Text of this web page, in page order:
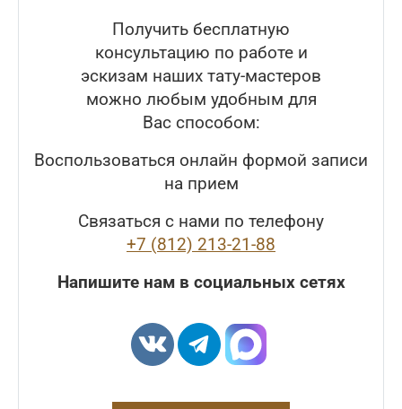
Получить бесплатную
консультацию по работе и
эскизам наших тату-мастеров
можно любым удобным для
Вас способом:
Воспользоваться онлайн формой записи
на прием
Связаться с нами по телефону
+7 (812) 213-21-88
Напишите нам в социальных сетях